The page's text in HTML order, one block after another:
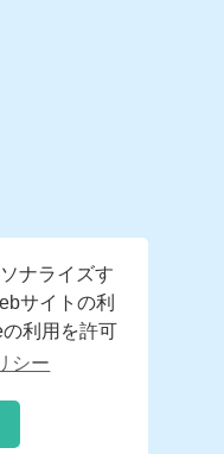
ナライズす
サイトの利
利用を許可
シー